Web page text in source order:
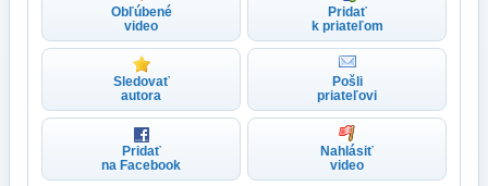
Obľúbené
video
Pridať
k priateľom
Sledovať
autora
Pošli
priateľovi
Pridať
na Facebook
Nahlásiť
video